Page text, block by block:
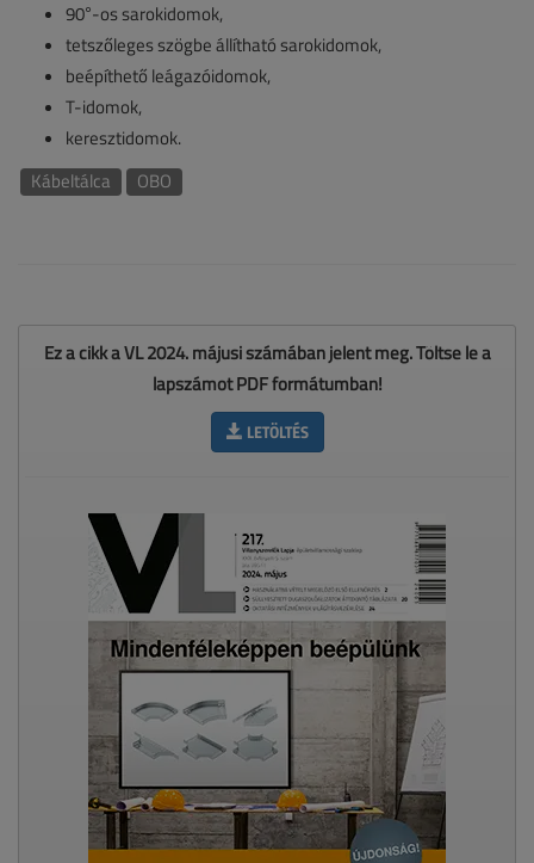
90°-os sarokidomok,
tetszőleges szögbe állítható sarokidomok,
beépíthető leágazóidomok,
T-idomok,
keresztidomok.
Kábeltálca
OBO
Ez a cikk a VL 2024. májusi számában jelent meg. Töltse le a
lapszámot PDF formátumban!
LETÖLTÉS